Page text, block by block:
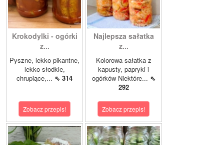
Krokodylki - ogórki
z...
Pyszne, lekko pikantne,
lekko słodkie,
chrupiące,... ⇖ 314
Zobacz przepis!
Najlepsza sałatka
z...
Kolorowa sałatka z
kapusty, papryki i
ogórków Niektóre... ⇖
292
Zobacz przepis!